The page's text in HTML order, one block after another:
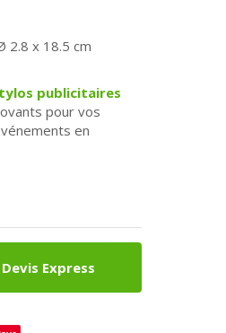
2.8 x 18.5 cm
publicitaires
pour vos
en
Devis Express